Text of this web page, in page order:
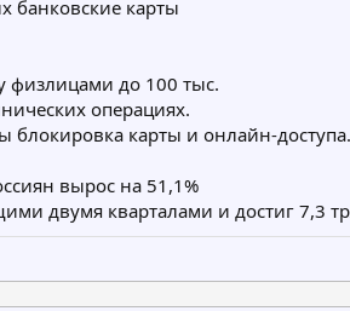
банковские карты
физлицами до 100 тыс.
операциях.
карты и онлайн-доступа.
вырос на 51,1%
двумя кварталами и достиг 7,3